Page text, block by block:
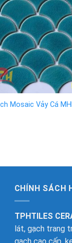
Mosaic Vảy Cá
CHÍNH SÁCH
TPHTILES
lát, gạch trang